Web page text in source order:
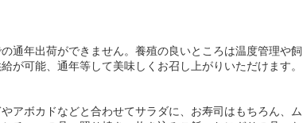
通年出荷ができません。養殖の良いところは温度管理や飼
が可能、通年等して美味しくお召し上がりいただけます。
アボカドなどと合わせてサラダに、お寿司はもちろん、ム